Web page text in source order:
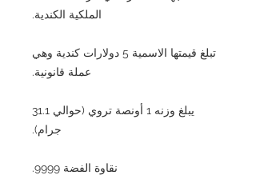
الملكية الكندية.
تبلغ قيمتها الاسمية 5 دولارات كندية وهي
عملة قانونية.
يبلغ وزنه 1 أونصة تروي (حوالي 31.1
جرام).
نقاوة الفضة 9999.